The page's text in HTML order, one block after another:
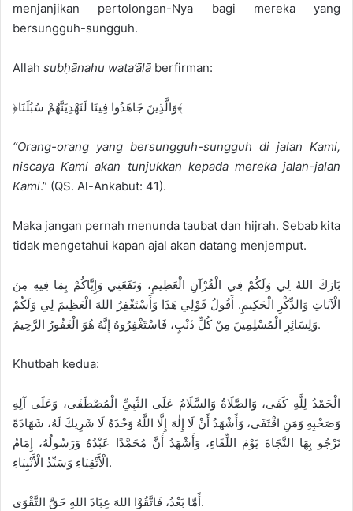
menjanjikan pertolongan-Nya bagi mereka yang
bersungguh-sungguh.
Allah subḥānahu wata’ālā berfirman:
﴿وَالَّذِينَ جَاهَدُوا فِينَا لَنَهْدِيَنَّهُمْ سُبُلَنَا﴾
“Orang-orang yang bersungguh-sungguh di jalan Kami,
niscaya Kami akan tunjukkan kepada mereka jalan-jalan
Kami.” (QS. Al-Ankabut: 41).
Maka jangan pernah menunda taubat dan hijrah. Sebab kita
tidak mengetahui kapan ajal akan datang menjemput.
بَارَكَ اللهُ لِي وَلَكُمْ فِي الْقُرْآنِ الْعَظِيمِ، وَنَفَعَنِي وَإِيَّاكُمْ بِمَا فِيهِ مِنَ
الْآيَاتِ وَالذِّكْرِ الْحَكِيمِ. أَقُولُ قَوْلِي هَذَا وَأَسْتَغْفِرُ اللهَ الْعَظِيمَ لِي وَلَكُمْ
وَلِسَائِرِ الْمُسْلِمِينَ مِنْ كُلِّ ذَنْبٍ، فَاسْتَغْفِرُوهُ إِنَّهُ هُوَ الْغَفُورُ الرَّحِيمُ.
Khutbah kedua:
الْحَمْدُ لِلَّهِ كَفَى، وَالصَّلَاةُ وَالسَّلَامُ عَلَى النَّبِيِّ الْمُصْطَفَى، وَعَلَى آلِهِ
وَصَحْبِهِ وَمَنِ اقْتَفَى، وَأَشْهَدُ أَنْ لَا إِلٰهَ إِلَّا اللَّهُ وَحْدَهُ لَا شَرِيكَ لَهُ، شَهَادَةً
نَرْجُو بِهَا النَّجَاةَ يَوْمَ اللِّقَاءِ، وَأَشْهَدُ أَنَّ مُحَمَّدًا عَبْدُهُ وَرَسُولُهُ، إِمَامُ
الْأَتْقِيَاءِ وَسَيِّدُ الْأَنْبِيَاءِ.
أَمَّا بَعْدُ، فَاتَّقُوْا اللهَ عِبَادَ اللهِ حَقَّ التَّقْوَى.